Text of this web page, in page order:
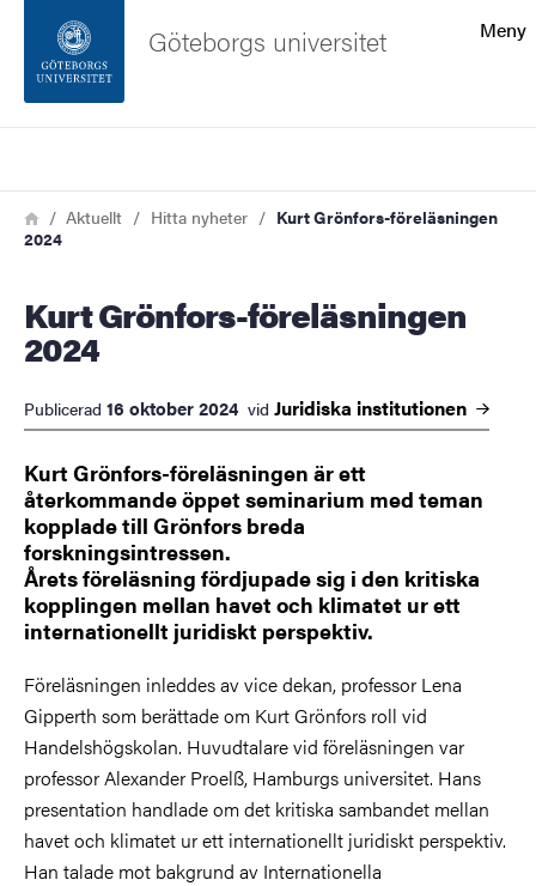
Sidfoten
Om webbplatsen
Meny
Göteborgs universitet
Länkstig
HemAktuellt Hitta nyheter
Kurt Grönfors-föreläsningen
2024
Kurt Grönfors-föreläsningen
2024
Publicerad 16 oktober 2024 vid Juridiska institutionen
Kurt Grönfors-föreläsningen är ett
återkommande öppet seminarium med teman
kopplade till Grönfors breda
forskningsintressen.
Årets föreläsning fördjupade sig i den kritiska
kopplingen mellan havet och klimatet ur ett
internationellt juridiskt perspektiv.
Föreläsningen inleddes av vice dekan, professor Lena
Gipperth som berättade om Kurt Grönfors roll vid
Handelshögskolan. Huvudtalare vid föreläsningen var
professor Alexander Proelß, Hamburgs universitet. Hans
presentation handlade om det kritiska sambandet mellan
havet och klimatet ur ett internationellt juridiskt perspektiv.
Han talade mot bakgrund av Internationella